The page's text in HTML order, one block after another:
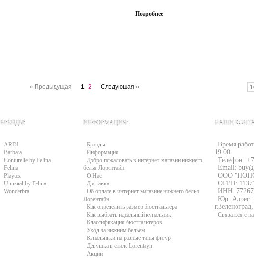
Подробнее
« Предыдущая 1 2 Следующая »
БРЕНДЫ:
ARDI
Barbara
Conturelle by Felina
Felina
Playtex
Unusual by Felina
Wonderbra
ИНФОРМАЦИЯ:
Брэнды
Информация
Добро пожаловать в интернет-магазин нижнего
белья Лорентайн
О Нас
Доставка
Об оплате в интернет магазине нижнего белья
Лорентайн
Как определить размер бюстгальтера
Как выбрать идеальный купальник
Классификация бюстгальтеров
Уход за нижним бельем
Купальники на разные типы фигур
Девушка в стиле Lorentayn
Акции
НАШИ
Время
19:00
Телефон:
Email:
ООО
ОГРН:
ИНН:
Юр. Адрес:
Связаться с